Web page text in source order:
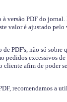
versão PDF do
valor é ajustado
PDF's, não só sobre
pedidos excessivos
cliente afim de poder
recomendamos a